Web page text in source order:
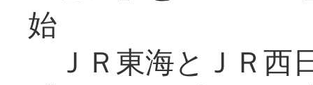
始
ＪＲ東海とＪＲ西